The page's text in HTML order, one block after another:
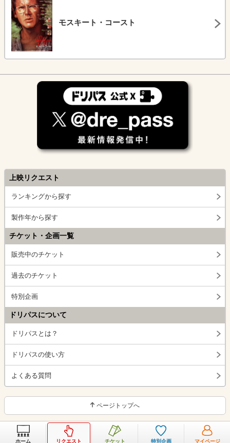
モスキート・コースト
上映リクエスト
ランキングから探す
製作年から探す
チケット・企画一覧
販売中のチケット
過去のチケット
特別企画
ドリパスについて
ドリパスとは？
ドリパスの使い方
よくある質問
ページトップへ
ホーム リクエスト チケット 特別企画 マイページ